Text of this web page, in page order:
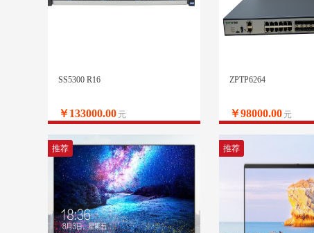
SS5300 R16
￥133000.00 元
ZPTP6264
￥98000.00 元
推荐 推荐